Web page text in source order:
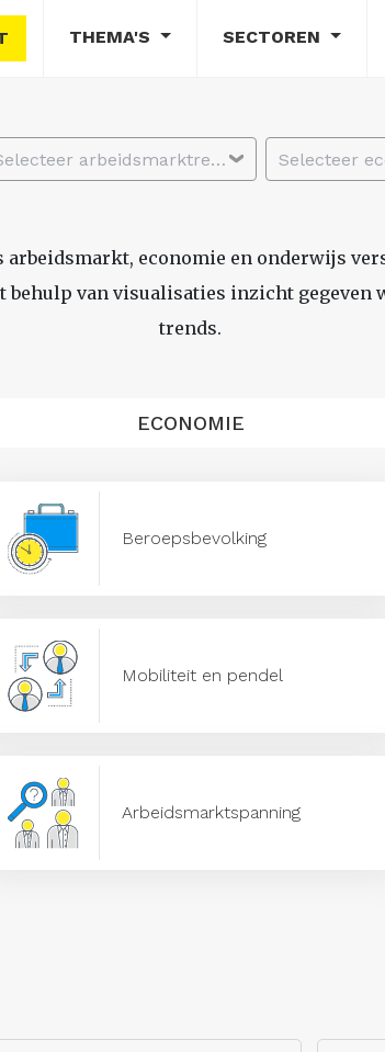
THEMA'S SECTOREN
Selecteer arbeidsmarktregio
arbeidsmarkt, economie en onderwijs
behulp van visualisaties inzicht
trends.
ECONOMIE
Beroepsbevolking
Mobiliteit en pendel
Arbeidsmarktspanning